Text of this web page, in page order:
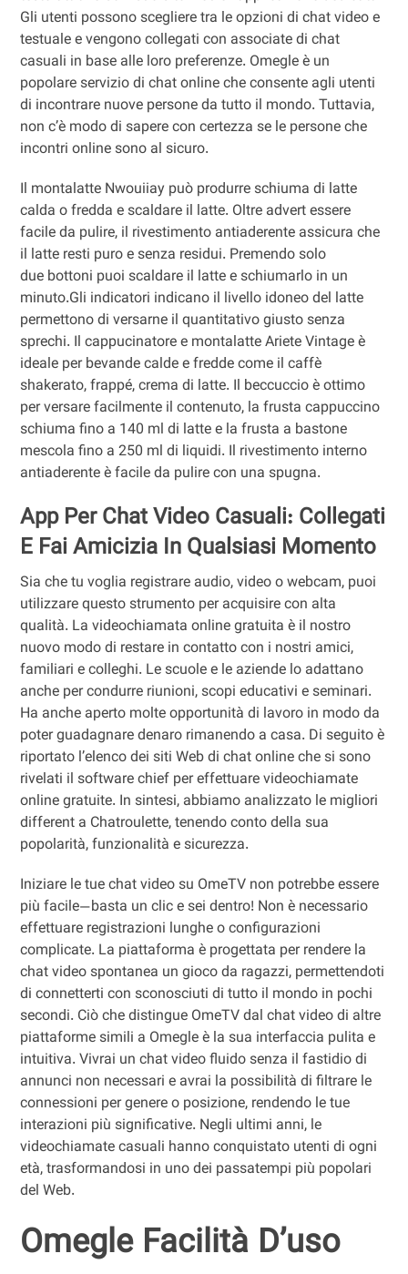
Gli utenti possono scegliere tra le opzioni di chat video e
testuale e vengono collegati con associate di chat
casuali in base alle loro preferenze. Omegle è un
popolare servizio di chat online che consente agli utenti
di incontrare nuove persone da tutto il mondo. Tuttavia,
non c’è modo di sapere con certezza se le persone che
incontri online sono al sicuro.
Il montalatte Nwouiiay può produrre schiuma di latte
calda o fredda e scaldare il latte. Oltre advert essere
facile da pulire, il rivestimento antiaderente assicura che
il latte resti puro e senza residui. Premendo solo
due bottoni puoi scaldare il latte e schiumarlo in un
minuto.Gli indicatori indicano il livello idoneo del latte
permettono di versarne il quantitativo giusto senza
sprechi. Il cappucinatore e montalatte Ariete Vintage è
ideale per bevande calde e fredde come il caffè
shakerato, frappé, crema di latte. Il beccuccio è ottimo
per versare facilmente il contenuto, la frusta cappuccino
schiuma fino a 140 ml di latte e la frusta a bastone
mescola fino a 250 ml di liquidi. Il rivestimento interno
antiaderente è facile da pulire con una spugna.
App Per Chat Video Casuali: Collegati
E Fai Amicizia In Qualsiasi Momento
Sia che tu voglia registrare audio, video o webcam, puoi
utilizzare questo strumento per acquisire con alta
qualità. La videochiamata online gratuita è il nostro
nuovo modo di restare in contatto con i nostri amici,
familiari e colleghi. Le scuole e le aziende lo adattano
anche per condurre riunioni, scopi educativi e seminari.
Ha anche aperto molte opportunità di lavoro in modo da
poter guadagnare denaro rimanendo a casa. Di seguito è
riportato l’elenco dei siti Web di chat online che si sono
rivelati il software chief per effettuare videochiamate
online gratuite. In sintesi, abbiamo analizzato le migliori
different a Chatroulette, tenendo conto della sua
popolarità, funzionalità e sicurezza.
Iniziare le tue chat video su OmeTV non potrebbe essere
più facile—basta un clic e sei dentro! Non è necessario
effettuare registrazioni lunghe o configurazioni
complicate. La piattaforma è progettata per rendere la
chat video spontanea un gioco da ragazzi, permettendoti
di connetterti con sconosciuti di tutto il mondo in pochi
secondi. Ciò che distingue OmeTV dal chat video di altre
piattaforme simili a Omegle è la sua interfaccia pulita e
intuitiva. Vivrai un chat video fluido senza il fastidio di
annunci non necessari e avrai la possibilità di filtrare le
connessioni per genere o posizione, rendendo le tue
interazioni più significative. Negli ultimi anni, le
videochiamate casuali hanno conquistato utenti di ogni
età, trasformandosi in uno dei passatempi più popolari
del Web.
Omegle Facilità D’uso